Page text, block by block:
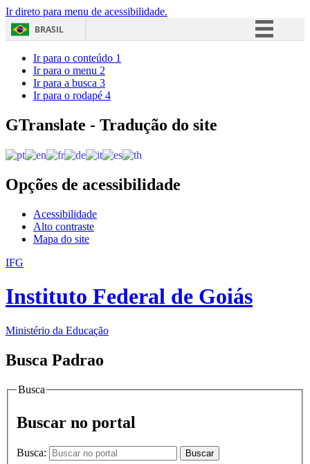
Ir direto para menu de acessibilidade.
BRASIL
Acesso à informação
Ir para o conteúdo 1
Ir para o menu 2
Ir para a busca 3
Ir para o rodapé 4
GTranslate - Tradução do site
Opções de acessibilidade
Acessibilidade
Alto contraste
Mapa do site
IFG
Instituto Federal de Goiás
Ministério da Educação
Busca Padrao
Busca
Buscar no portal
Busca: Buscar